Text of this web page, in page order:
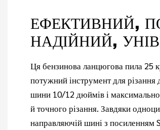
ЕФЕКТИВНИЙ,
НАДІЙНИЙ,
Ця бензинова ланцюгова пила 25
потужний інструмент для
шини 10/12 дюймів і
й точного різання. Завдяки
направляючій шині з посиленням